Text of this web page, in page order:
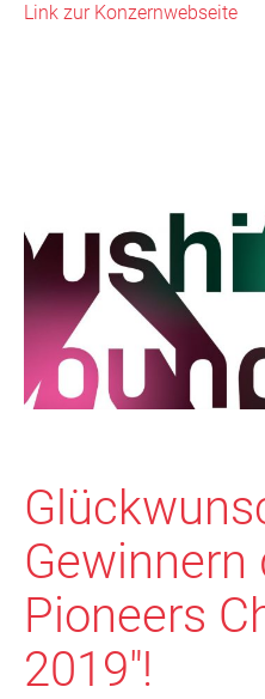
Link zur Konzernwebseite
Gewinnern
Pioneers
2019″!